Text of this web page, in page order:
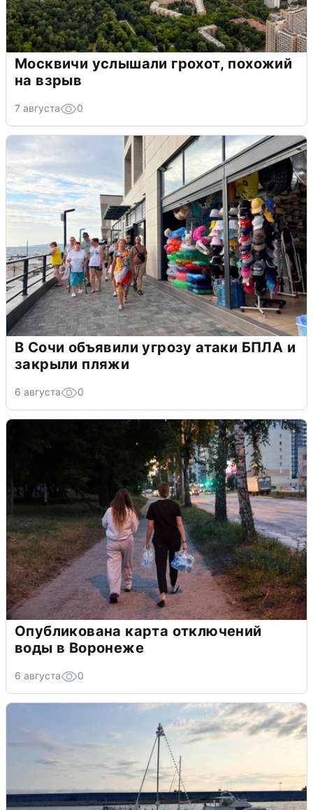
Москвичи услышали грохот, похожий
на взрыв
7 августа 0
В Сочи объявили угрозу атаки БПЛА и
закрыли пляжи
6 августа 0
Опубликована карта отключений
воды в Воронеже
6 августа 0